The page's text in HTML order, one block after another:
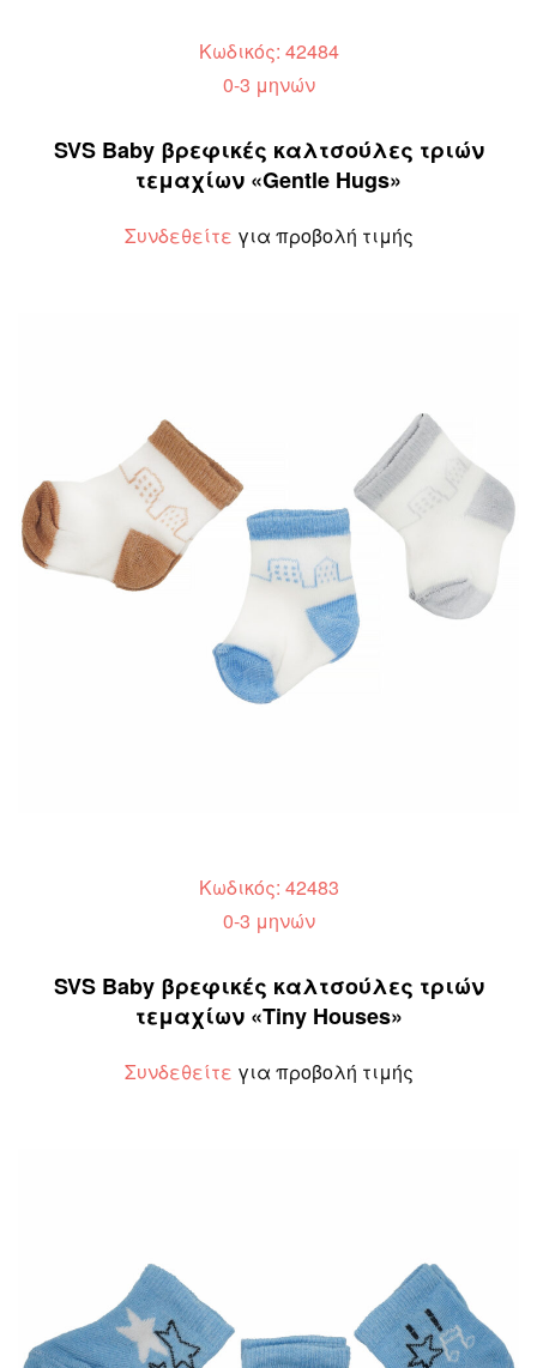
Κωδικός: 42484
0-3 μηνών
SVS Baby βρεφικές καλτσούλες τριών
τεμαχίων «Gentle Hugs»
Συνδεθείτε για προβολή τιμής
Κωδικός: 42483
0-3 μηνών
SVS Baby βρεφικές καλτσούλες τριών
τεμαχίων «Tiny Houses»
Συνδεθείτε για προβολή τιμής